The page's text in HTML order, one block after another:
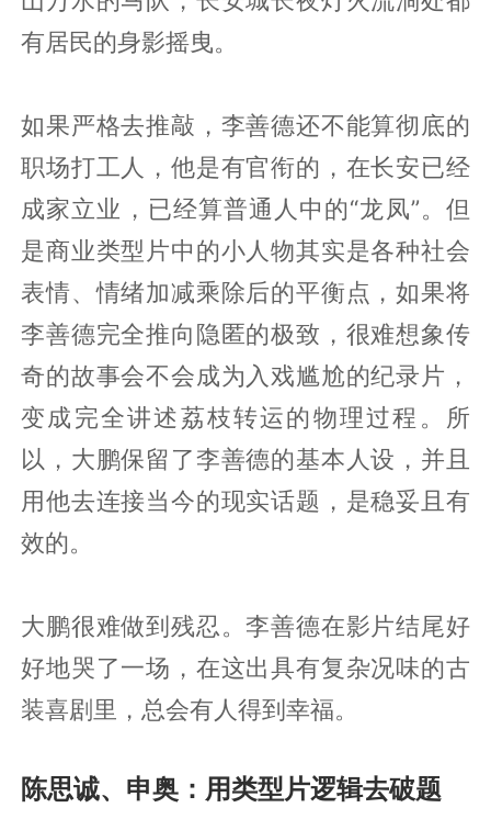
有居民的身影摇曳。
如果严格去推敲，李善德还不能算彻底的
职场打工人，他是有官衔的，在长安已经
成家立业，已经算普通人中的“龙凤”。但
是商业类型片中的小人物其实是各种社会
表情、情绪加减乘除后的平衡点，如果将
李善德完全推向隐匿的极致，很难想象传
奇的故事会不会成为入戏尴尬的纪录片，
变成完全讲述荔枝转运的物理过程。所
以，大鹏保留了李善德的基本人设，并且
用他去连接当今的现实话题，是稳妥且有
效的。
大鹏很难做到残忍。李善德在影片结尾好
好地哭了一场，在这出具有复杂况味的古
装喜剧里，总会有人得到幸福。
陈思诚、申奥：用类型片逻辑去破题